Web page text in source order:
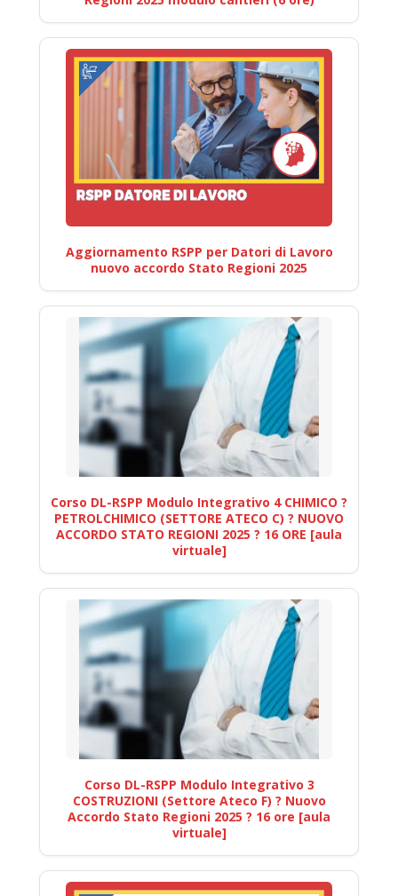
Aggiornamento RSPP per Datori di Lavoro
nuovo accordo Stato Regioni 2025
Corso DL-RSPP Modulo Integrativo 4 CHIMICO ?
PETROLCHIMICO (SETTORE ATECO C) ? NUOVO
ACCORDO STATO REGIONI 2025 ? 16 ORE [aula
virtuale]
Corso DL-RSPP Modulo Integrativo 3
COSTRUZIONI (Settore Ateco F) ? Nuovo
Accordo Stato Regioni 2025 ? 16 ore [aula
virtuale]